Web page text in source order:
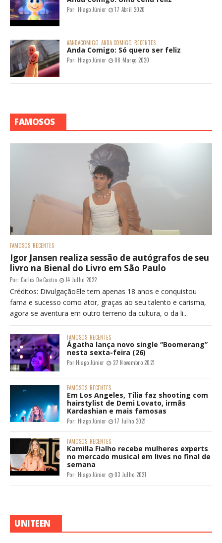
Por: Hiago Júnior 17 Abril 2020
#ANDACOMIGO ANDA COMIGO RECENTES
Anda Comigo: Só quero ser feliz
Por: Hiago Júnior 08 Março 2020
FAMOSOS
FAMOSOS RECENTES
Igor Jansen realiza sessão de autógrafos de seu
livro na Bienal do Livro em São Paulo
Por: Carlos De Castro 14 Julho 2022
Créditos: DivulgaçãoEle tem apenas 18 anos e conquistou
fama e sucesso como ator, graças ao seu talento e carisma,
agora se aventura em outro terreno da cultura, o da li...
FAMOSOS RECENTES
Ágatha lança novo single “Boomerang”
nesta sexta-feira (26)
Por:Hiago Júnior 27 Novembro 2021
FAMOSOS RECENTES
Em Los Angeles, Tília faz shooting com
hairstylist de Demi Lovato, irmãs
Kardashian e mais famosas
Por: Hiago Júnior 17 Julho 2021
FAMOSOS RECENTES
Kamilla Fialho recebe mulheres experts
no mercado musical em lives no final de
semana
Por: Hiago Júnior 03 Julho 2021
UNITEEN